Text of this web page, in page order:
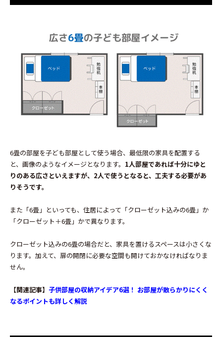
6畳の部屋を子ども部屋として使う場合、最低限の家具を配置する
と、画像のようなイメージとなります。 1人部屋であれば十分にゆと
りのある広さといえますが、2人で使うとなると、工夫する必要があ
りそうです。
また「6畳」といっても、住居によって「クローゼット込みの6畳」か
「クローゼット＋6畳」かで異なります。
クローゼット込みの6畳の場合だと、家具を置けるスペースは小さくな
ります。加えて、扉の開閉に必要な空間も開けておかなければなりま
せん。
【関連記事】 子供部屋の収納アイデア6選！ お部屋が散らかりにくく
なるポイントも詳しく解説